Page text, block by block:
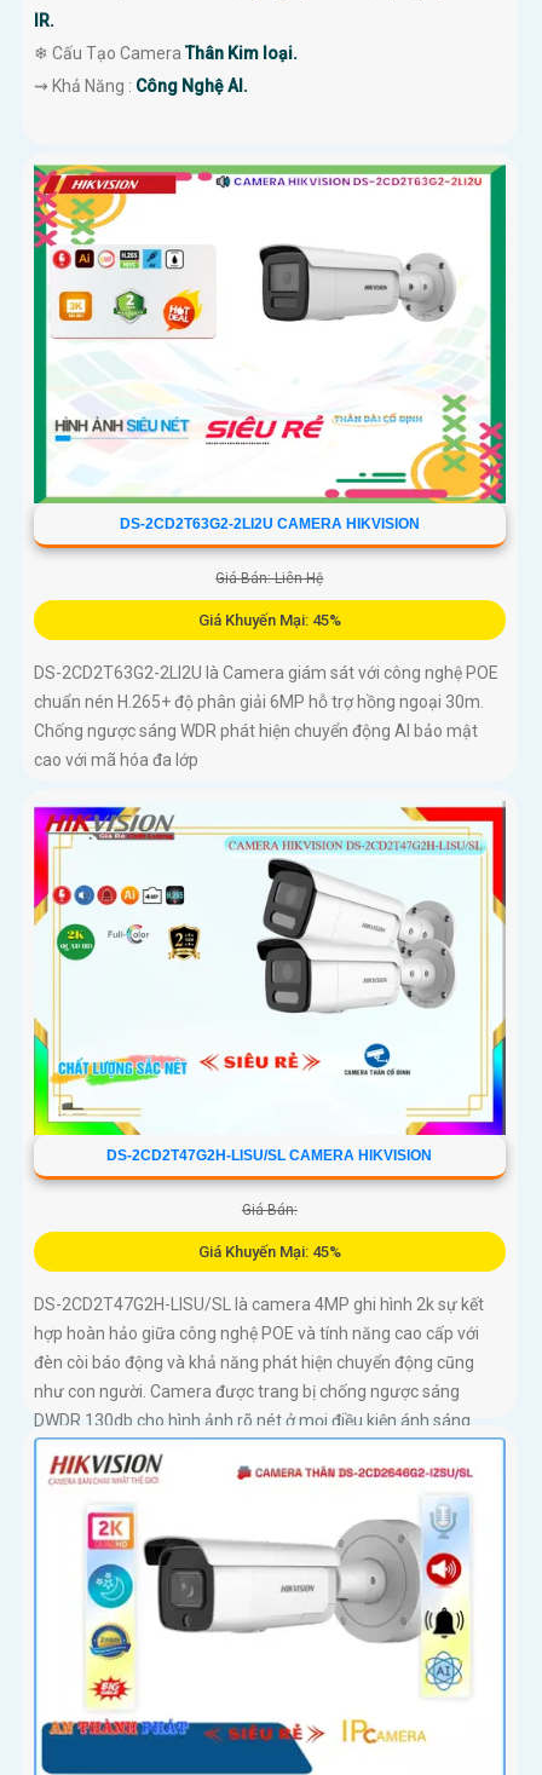
IR.
❄ Cấu Tạo CameraThân Kim loại.
️⇝ Khả Năng : Công Nghệ AI.
DS-2CD2T63G2-2LI2U CAMERA HIKVISION
Giá Bán: Liên Hệ
Giá Khuyến Mại: 45%
DS-2CD2T63G2-2LI2U là Camera giám sát với công nghệ POE
chuẩn nén H.265+ độ phân giải 6MP hỗ trợ hồng ngoại 30m.
Chống ngược sáng WDR phát hiện chuyển động AI bảo mật
cao với mã hóa đa lớp
DS-2CD2T47G2H-LISU/SL CAMERA HIKVISION
Giá Bán:
Giá Khuyến Mại: 45%
DS-2CD2T47G2H-LISU/SL là camera 4MP ghi hình 2k sự kết
hợp hoàn hảo giữa công nghệ POE và tính năng cao cấp với
đèn còi báo động và khả năng phát hiện chuyển động cũng
như con người. Camera được trang bị chống ngược sáng
DWDR 130db cho hình ảnh rõ nét ở mọi điều kiện ánh sáng